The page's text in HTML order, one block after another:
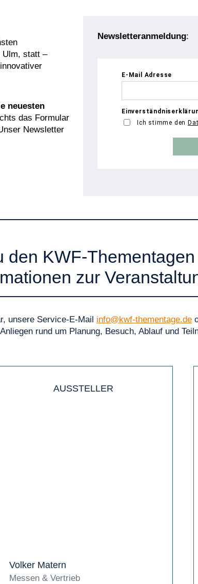
Ulm, statt –
neuesten
das Formular
Newsletter
Newsletteranmeldung:
KWF-
zur
unsere Service-E-Mail info@kwf-thementage.de
rund um Planung, Besuch, Ablauf und
AUSSTELLER
Volker Matern
Messen & Vertrieb